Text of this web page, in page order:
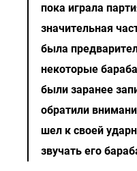
пока играла
значительная
была
некоторые
были заранее
обратили
шел к своей
звучать его